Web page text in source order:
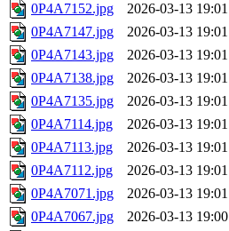
0P4A7152.jpg
2026-03-13 19:01
0P4A7147.jpg
2026-03-13 19:01
0P4A7143.jpg
2026-03-13 19:01
0P4A7138.jpg
2026-03-13 19:01
0P4A7135.jpg
2026-03-13 19:01
0P4A7114.jpg
2026-03-13 19:01
0P4A7113.jpg
2026-03-13 19:01
0P4A7112.jpg
2026-03-13 19:01
0P4A7071.jpg
2026-03-13 19:01
0P4A7067.jpg
2026-03-13 19:00